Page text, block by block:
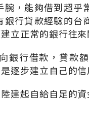
，能夠借到超乎
行貸款經驗的台
立正常的銀行往來
銀行借款，貸款
逐步建立自己的信
建起自給自足的資